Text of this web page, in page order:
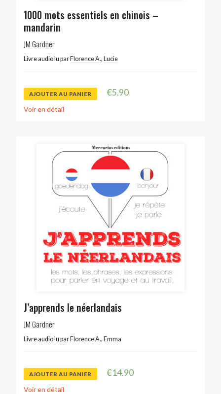
1000 mots essentiels en chinois –
mandarin
JM Gardner
Livre audio lu par Florence A., Lucie
AJOUTER AU PANIER €5.90
Voir en détail
J’apprends le néerlandais
JM Gardner
Livre audio lu par Florence A., Emma
AJOUTER AU PANIER €14.90
Voir en détail